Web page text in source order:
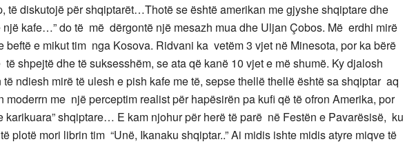
të diskutojë për shqiptarët…Thotë se është amerikan me gjyshe shqiptare dhe
një kafe…” do të më dërgontë një mesazh mua dhe Uljan Çobos. Më erdhi mirë
beftë e mikut tim nga Kosova. Ridvani ka vetëm 3 vjet në Minesota, por ka bërë
të shpejtë dhe të suksesshëm, se ata që kanë 10 vjet e më shumë. Ky djalosh
të ndiesh mirë të ulesh e pish kafe me të, sepse thellë thellë është sa shqiptar aq
moderrn me një perceptim realist për hapësirën pa kufi që të ofron Amerika, por
karikuara” shqiptare… E kam njohur për herë të parë në Festën e Pavarësisë, ku
plotë mori librin tim “Unë, Ikanaku shqiptar..” Ai midis ishte midis atyre miqve të